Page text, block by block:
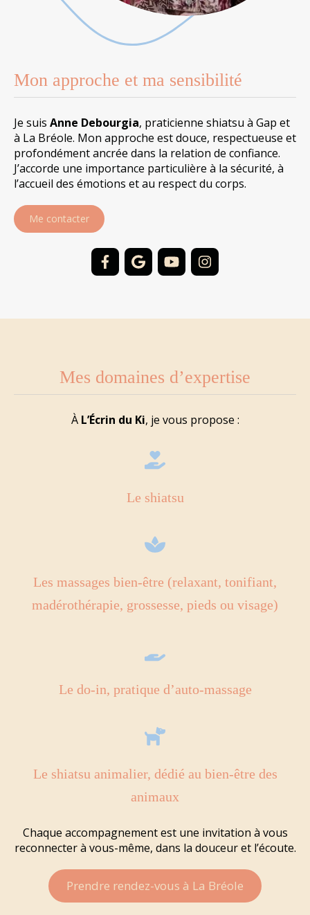
Mon approche et ma sensibilité
Je suis Anne Debourgia, praticienne shiatsu à Gap et
à La Bréole. Mon approche est douce, respectueuse et
profondément ancrée dans la relation de confiance.
J’accorde une importance particulière à la sécurité, à
l’accueil des émotions et au respect du corps.
Me contacter
Mes domaines d’expertise
À L’Écrin du Ki, je vous propose :
Le shiatsu
Les massages bien-être (relaxant, tonifiant,
madérothérapie, grossesse, pieds ou visage)
Le do-in, pratique d’auto-massage
Le shiatsu animalier, dédié au bien-être des
animaux
Chaque accompagnement est une invitation à vous
reconnecter à vous-même, dans la douceur et l’écoute.
Prendre rendez-vous à La Bréole